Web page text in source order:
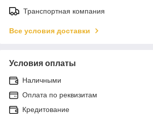
Транспортная компания
Все условия доставки
Условия оплаты
Наличными
Оплата по реквизитам
Кредитование